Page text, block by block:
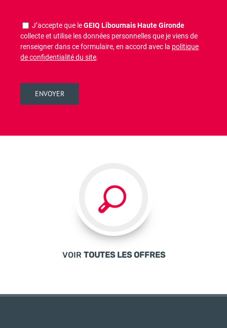
J’accepte que leGEIQ Libournais Haute Gironde
collecte et utilise les données personnelles que je viens de
renseigner dans ce formulaire, en accord avec la politique
de confidentialité du site.
VOIR TOUTES LES OFFRES